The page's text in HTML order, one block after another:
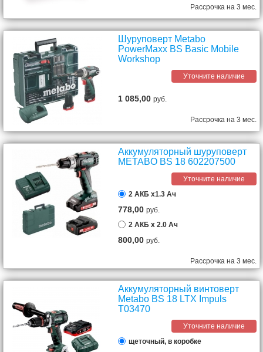
Рассрочка на 3 мес.
Шуруповерт Metabo
PowerMaxx BS Basic Mobile
Workshop
Уточните наличие
1 085,00руб.
Рассрочка на 3 мес.
Аккумуляторный шуруповерт
METABO BS 18 602207500
Уточните наличие
2 АКБ х1.3 Ач
778,00руб.
2 АКБ х 2.0 Ач
800,00руб.
Рассрочка на 3 мес.
Аккумуляторный винтоверт
Metabo BS 18 LTX Impuls
T03470
Уточните наличие
щеточный, в коробке